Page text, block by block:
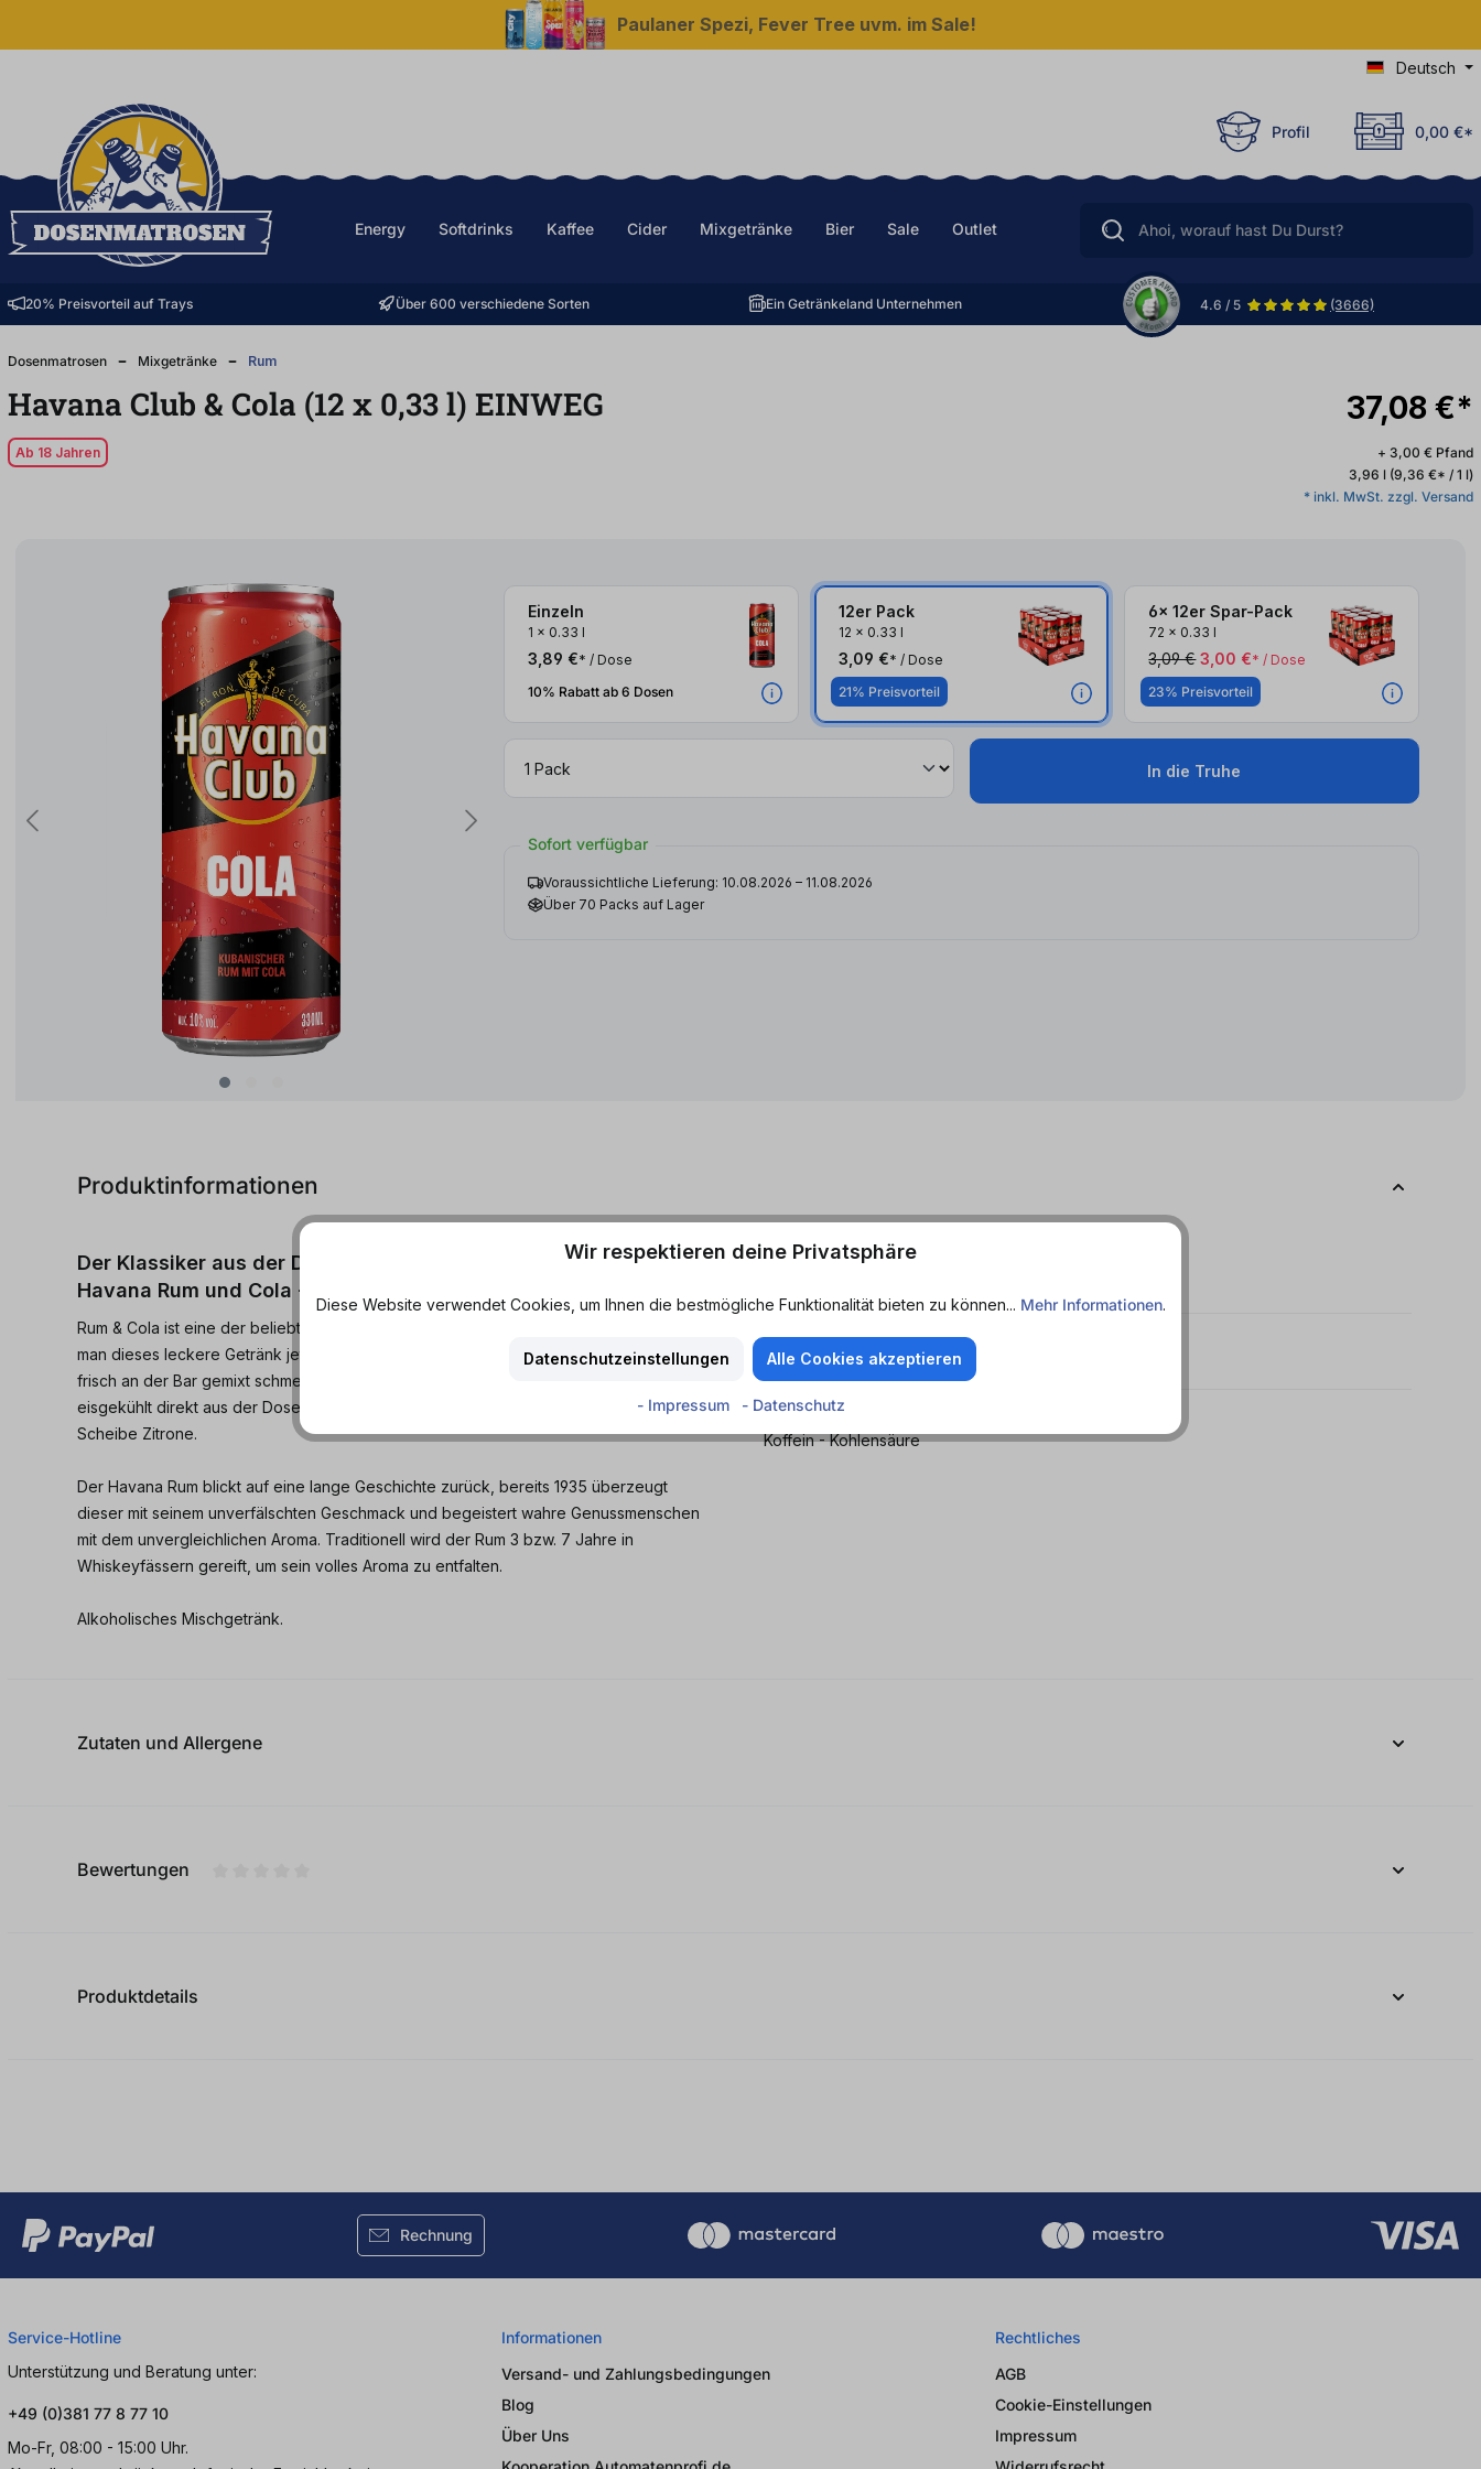
Paulaner Spezi, Fever Tree uvm. im Sale!
Deutsch
Profil 0,00 €*
Energy Softdrinks Kaffee Cider Mixgetränke Bier Sale Outlet
20% Preisvorteil auf Trays Über 600 verschiedene Sorten Ein Getränkeland Unternehmen 4.6 / 5 (3666)
Dosenmatrosen Mixgetränke Rum
Havana Club & Cola (12 x 0,33l) EINWEG
Ab 18 Jahren
37,08 €*
+ 3,00 € Pfand
3,96 l (9,36 €* / 1 l)
* inkl. MwSt. zzgl. Versand
Einzeln
1 x 0.33 l
3,89 €* / Dose
10% Rabatt ab 6 Dosen
12er Pack
12 x 0.33 l
3,09 €* / Dose
21% Preisvorteil
6x 12er Spar-Pack
72 x 0.33 l
3,09 € 3,00 €* / Dose
23% Preisvorteil
In die Truhe
Sofort verfügbar
Voraussichtliche Lieferung: 10.08.2026 – 11.08.2026
Über 70 Packs auf Lager
Produktinformationen
Der Klassiker aus der Dose. Genieße den perfekten Mix aus
Havana Rum und Cola - perfekt für unterwegs.
Rum & Cola ist eine der beliebtesten Longdrink-Sorten überhaupt! Umso besser, wenn
man dieses leckere Getränk jetzt überall hin mitnehmen kann und der Geschmack wie
frisch an der Bar gemixt schmeckt. Am besten schmeckt dieser fertig gemixte Rum-Mix
eisgekühlt direkt aus der Dose oder auf Eis in einem passenden Longdrinkglas mit einer
Scheibe Zitrone.
Der Havana Rum blickt auf eine lange Geschichte zurück, bereits 1935 überzeugt
dieser mit seinem unverfälschten Geschmack und begeistert wahre Genussmenschen
mit dem unvergleichlichen Aroma. Traditionell wird der Rum 3 bzw. 7 Jahre in
Whiskeyfässern gereift, um sein volles Aroma zu entfalten.
Alkoholisches Mischgetränk.
Geschmack
Merkmale
Herb - Süß
Eigenschaften
Koffein - Kohlensäure
Zutaten und Allergene
Bewertungen
Produktdetails
Rechnung
Service-Hotline
Unterstützung und Beratung unter:
+49 (0)381 77 8 77 10
Mo-Fr, 08:00 - 15:00 Uhr.
Informationen
Versand- und Zahlungsbedingungen
Blog
Über Uns
Rechtliches
AGB
Cookie-Einstellungen
Impressum
Wir respektieren deine Privatsphäre
Diese Website verwendet Cookies, um Ihnen die bestmögliche Funktionalität bieten zu können... Mehr Informationen.
Datenschutzeinstellungen Alle Cookies akzeptieren
- Impressum - Datenschutz